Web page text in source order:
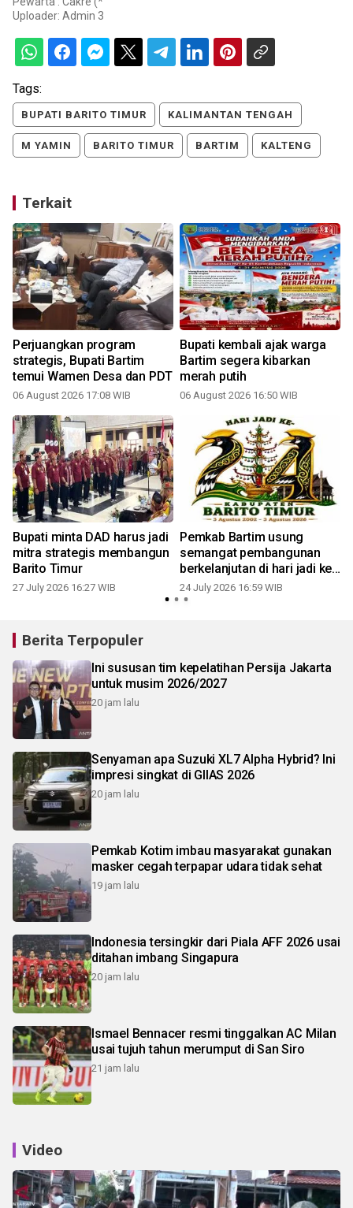
Uploader: Admin 3
Tags:
BUPATI BARITO TIMUR KALIMANTAN TENGAH
M YAMIN BARITO TIMUR BARTIM KALTENG
Terkait
Perjuangkan program
strategis, Bupati Bartim
temui Wamen Desa dan PDT
06 August 2026 17:08 WIB
Bupati kembali ajak warga
Bartim segera kibarkan
merah putih
06 August 2026 16:50 WIB
Bupati minta DAD harus jadi
mitra strategis membangun
Barito Timur
27 July 2026 16:27 WIB
Pemkab Bartim usung
semangat pembangunan
berkelanjutan di hari jadi ke-
24
24 July 2026 16:59 WIB
Berita Terpopuler
Ini sususan tim kepelatihan Persija Jakarta
untuk musim 2026/2027
20 jam lalu
Senyaman apa Suzuki XL7 Alpha Hybrid? Ini
impresi singkat di GIIAS 2026
20 jam lalu
Pemkab Kotim imbau masyarakat gunakan
masker cegah terpapar udara tidak sehat
19 jam lalu
Indonesia tersingkir dari Piala AFF 2026 usai
ditahan imbang Singapura
20 jam lalu
Ismael Bennacer resmi tinggalkan AC Milan
usai tujuh tahun merumput di San Siro
21 jam lalu
Video